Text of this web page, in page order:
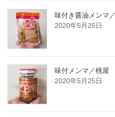
味付き醤油メンマ
2020年5月25日
味付メンマ／桃屋
2020年5月25日